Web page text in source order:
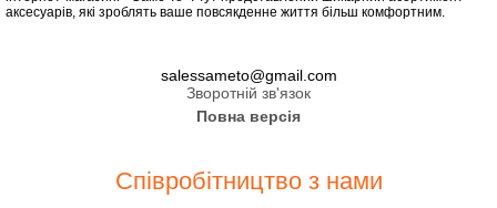
аксесуарів, які зроблять ваше повсякденне життя більш комфортним.
salessameto@gmail.com
Зворотній зв'язок
Повна версія
Співробітництво з нами